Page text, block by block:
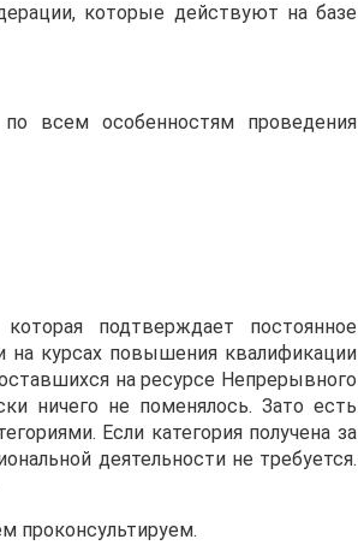
которые действуют на базе
всем особенностям проведения
подтверждает постоянное
на курсах повышения квалификации
на ресурсе Непрерывного
ничего не поменялось. Зато есть
Если категория получена за
деятельности не требуется.
проконсультируем.